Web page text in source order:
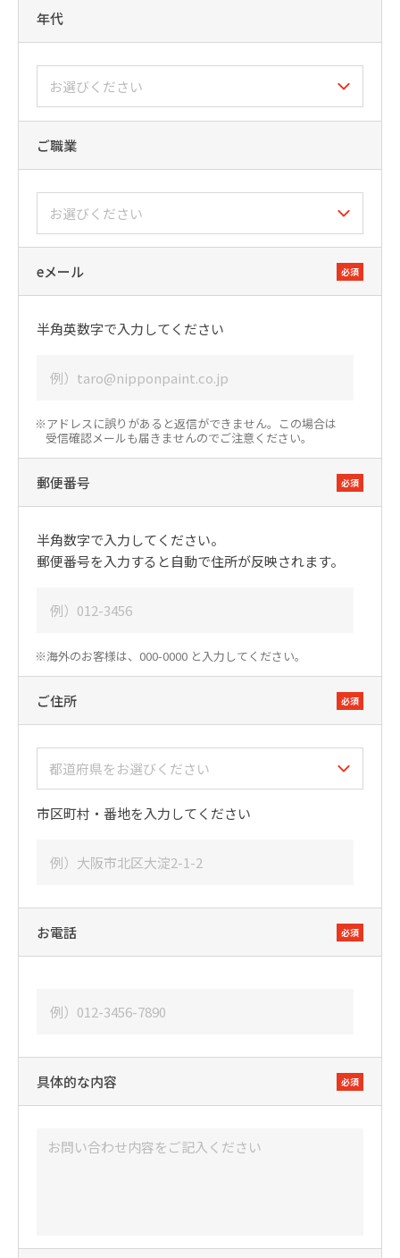
年代
ご職業
eメール 必須
半角英数字で入力してください
※アドレスに誤りがあると返信ができません。この場合は
受信確認メールも届きませんのでご注意ください。
郵便番号 必須
半角数字で入力してください。
郵便番号を入力すると自動で住所が反映されます。
※海外のお客様は、000-0000 と入力してください。
ご住所 必須
市区町村・番地を入力してください
お電話 必須
具体的な内容 必須